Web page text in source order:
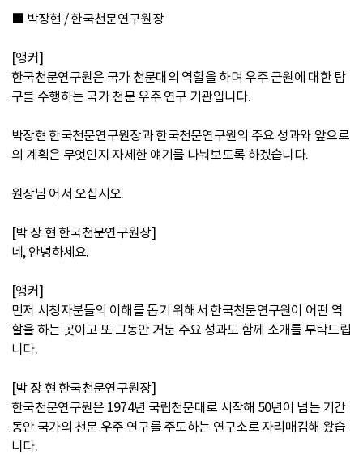
■ 박장현 / 한국천문연구원장
[앵커]
한국천문연구원은 국가 천문대의 역할을 하며 우주 근원에 대한 탐
구를 수행하는 국가 천문 우주 연구 기관입니다.
박장현 한국천문연구원장과 한국천문연구원의 주요 성과와 앞으로
의 계획은 무엇인지 자세한 얘기를 나눠보도록 하겠습니다.
원장님 어서 오십시오.
[박 장 현 한국천문연구원장]
네, 안녕하세요.
[앵커]
먼저 시청자분들의 이해를 돕기 위해서 한국천문연구원이 어떤 역
할을 하는 곳이고 또 그동안 거둔 주요 성과도 함께 소개를 부탁드립
니다.
[박 장 현 한국천문연구원장]
한국천문연구원은 1974년 국립천문대로 시작해 50년이 넘는 기간
동안 국가의 천문 우주 연구를 주도하는 연구소로 자리매김해 왔습
니다.